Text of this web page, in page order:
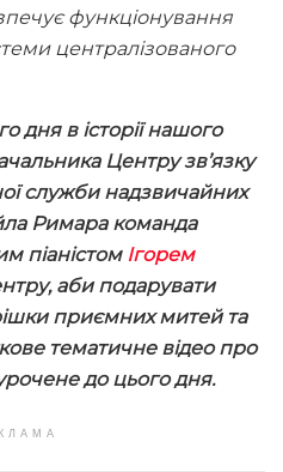
функціонування
централізованого
дня в історії нашого
Центру зв’язку
служби надзвичайних
Римара команда
піаністом Ігорем
аби подарувати
приємних митей та
тематичне відео про
до цього дня.